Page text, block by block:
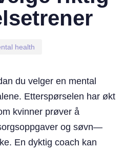
health
du velger en mental
Etterspørselen har økt
kvinner prøver å
og søvn—
En dyktig coach kan